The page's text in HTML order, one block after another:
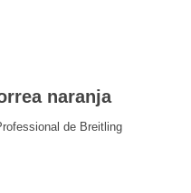
naranja
de Breitling